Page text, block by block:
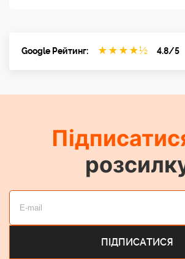
Google Рейтинг: ★ ★ ★ ★½ 4.8/5